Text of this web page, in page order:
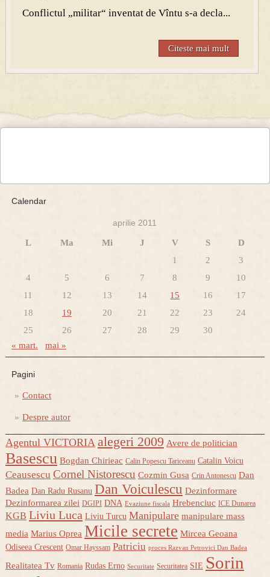
Conflictul „militar“ inventat de Vîntu s-a decla...
Citeste mai mult
Calendar
aprilie 2011
L Ma Mi J V S
D
1
2
3
4
5 6 7 8 9
10
11
12 13 14 15 16
17
18
19 20 21 22 23
24
25
26 27 28 29 30
« mart. mai »
Pagini
Contact
Despre autor
Agentul VICTORIA alegeri 2009 Avere de politician
Basescu Bogdan Chirieac Calin Popescu Tariceanu Catalin Voicu
Ceausescu Cornel Nistorescu Cozmin Gusa Crin Antonescu Dan
Badea Dan Radu Rusanu Dan Voiculescu Dezinformare
Dezinformarea zilei DGIPI DNA Evaziune fiscala Hrebenciuc ICE Dunarea
KGB Liviu Luca Liviu Turcu Manipulare manipulare mass
media Marius Oprea Micile secrete Mircea Geoana
Odiseea Crescent Omar Hayssam Patriciu proces Razvan Petrovici Dan Badea
Realitatea Tv Romania Rudas Erno Securitate Securitatea SIE Sorin